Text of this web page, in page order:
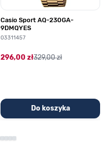
Casio Sport AQ-230GA-
9DMQYES
03311457
296,00 zł329,00 zł
Do koszyka